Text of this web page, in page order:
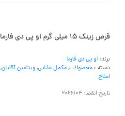
قرص زینک 15 میلی گرم او پی دی فارما 30 عدد
برند: او پی دی فارما
دسته : محصولات,مکمل غذایی,ویتامین آقایان,
املاح
تاریخ انقضا: 2026/04